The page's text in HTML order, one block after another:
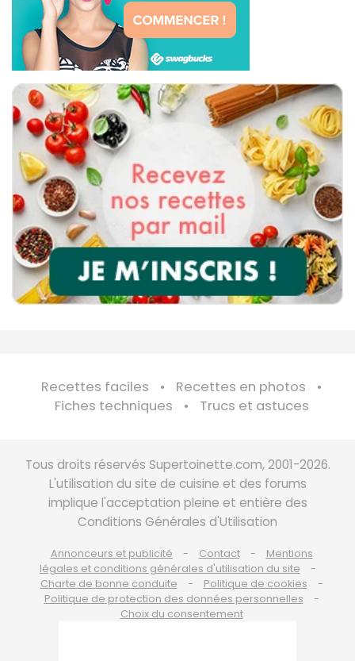
Recettes faciles
Recettes en photos
Fiches techniques
Trucs et astuces
Tous droits réservés Supertoinette.com, 2001-2026.
L'utilisation du site de cuisine et des forums
implique l'acceptation pleine et entière des
Conditions Générales d'Utilisation
Annonceurs et publicité Contact
Mentions
légales et conditions générales d'utilisation du site
Charte de bonne conduite
Politique de cookies
Politique de protection des données personnelles
Choix du consentement